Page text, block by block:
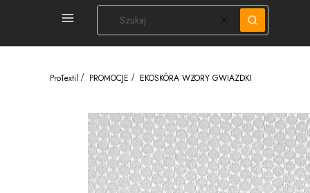
PEŁNA OFERTA
WyczyśćSzukaj
ProTextil PROMOCJE EKOSKÓRA WZORY GWIAZDKI